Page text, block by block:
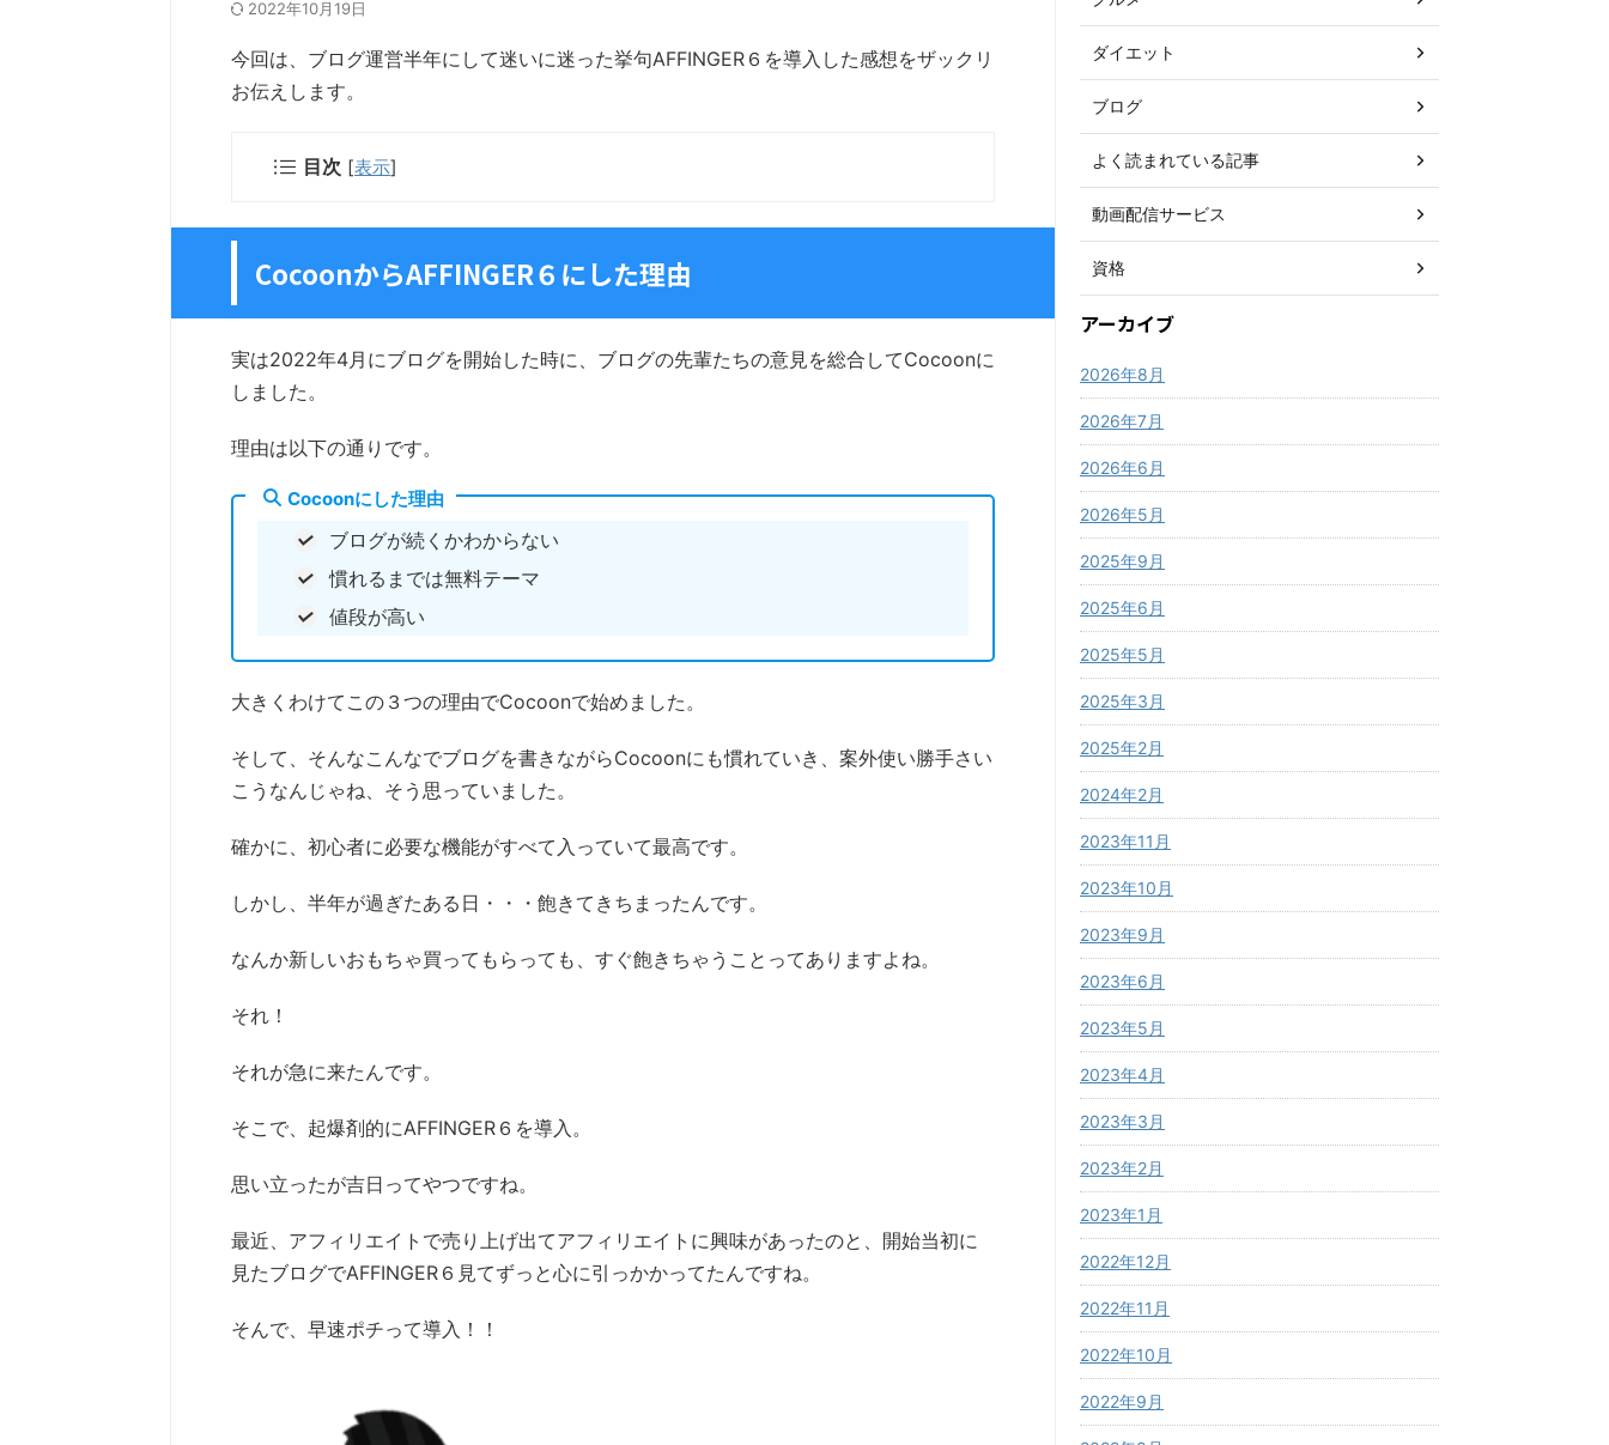
2022年10月19日
今回は、ブログ運営半年にして迷いに迷った挙句AFFINGER６を導入した感想をザックリ
お伝えします。
目次 [表示]
CocoonからAFFINGER６にした理由
実は2022年4月にブログを開始した時に、ブログの先輩たちの意見を総合してCocoonに
しました。
理由は以下の通りです。
Cocoonにした理由
ブログが続くかわからない
慣れるまでは無料テーマ
値段が高い
大きくわけてこの３つの理由でCocoonで始めました。
そして、そんなこんなでブログを書きながらCocoonにも慣れていき、案外使い勝手さい
こうなんじゃね、そう思っていました。
確かに、初心者に必要な機能がすべて入っていて最高です。
しかし、半年が過ぎたある日・・・飽きてきちまったんです。
なんか新しいおもちゃ買ってもらっても、すぐ飽きちゃうことってありますよね。
それ！
それが急に来たんです。
そこで、起爆剤的にAFFINGER６を導入。
思い立ったが吉日ってやつですね。
最近、アフィリエイトで売り上げ出てアフィリエイトに興味があったのと、開始当初に
見たブログでAFFINGER６見てずっと心に引っかかってたんですね。
そんで、早速ポチって導入！！
ダイエット
ブログ
よく読まれている記事
動画配信サービス
資格
アーカイブ
2026年8月
2026年7月
2026年6月
2026年5月
2025年9月
2025年6月
2025年5月
2025年3月
2025年2月
2024年2月
2023年11月
2023年10月
2023年9月
2023年6月
2023年5月
2023年4月
2023年3月
2023年2月
2023年1月
2022年12月
2022年11月
2022年10月
2022年9月